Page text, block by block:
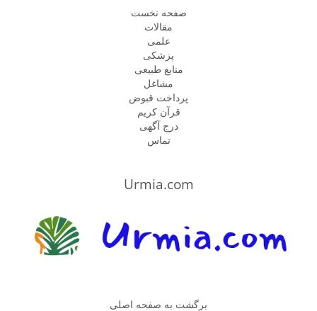
صفحه نخست
مقالات
علمی
پزشكى
منابع طبیعی
مشاغل
پرداخت قبوض
قرآن کریم
درج آگهی
تماس
Urmia.com
برگشت به صفحه اصلی